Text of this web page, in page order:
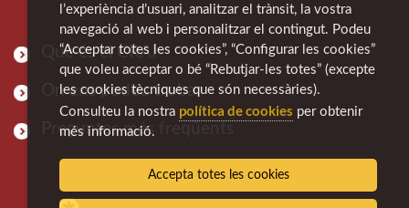
Què és el CRAI
On ens podeu trobar
Preguntes més freqüents
l’experiència d’usuari, analitzar el trànsit, la vostra
navegació al web i personalitzar el contingut. Podeu
“Acceptar totes les cookies”, “Configurar les cookies”
que voleu acceptar o bé “Rebutjar-les totes” (excepte
les cookies tècniques que són necessàries).
Consulteu la nostra política de cookies per obtenir
més informació.
Accepta totes les cookies